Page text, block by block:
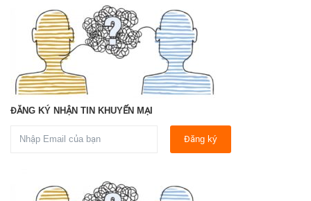
ĐĂNG KÝ NHẬN TIN KHUYẾN MẠI
Đăng ký